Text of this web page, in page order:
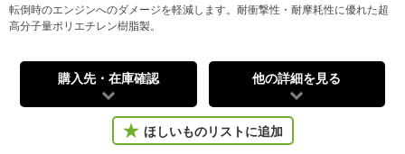
転倒時のエンジンへのダメージを軽減します。耐衝撃性・耐摩耗性に優れた超
高分子量ポリエチレン樹脂製。
購入先・在庫確認 他の詳細を見る
ほしいものリストに追加